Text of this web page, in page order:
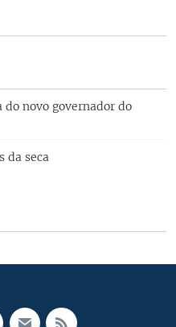
novo governador do
da seca